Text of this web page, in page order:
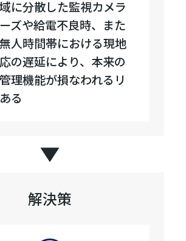
に分散した監視カメラ
ズや給電不良時、また
人時間帯における現地
の遅延により、本来の
理機能が損なわれるリ
る
解決策